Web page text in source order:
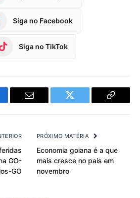
Siga no Facebook
Siga no TikTok
Email Twitter
Copy
GO-
GO
PRÓXIMO MATÉRIA
Economia goiana é a que
mais cresce no país em
novembro